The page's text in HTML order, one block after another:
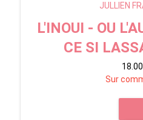
JULLIEN
L'INOUI - OU
CE SI
Sur